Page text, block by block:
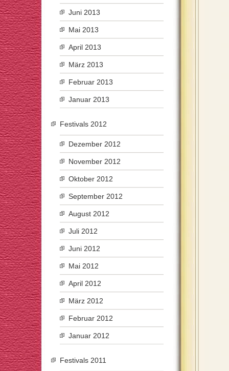
Juni 2013
Mai 2013
April 2013
März 2013
Februar 2013
Januar 2013
Festivals 2012
Dezember 2012
November 2012
Oktober 2012
September 2012
August 2012
Juli 2012
Juni 2012
Mai 2012
April 2012
März 2012
Februar 2012
Januar 2012
Festivals 2011